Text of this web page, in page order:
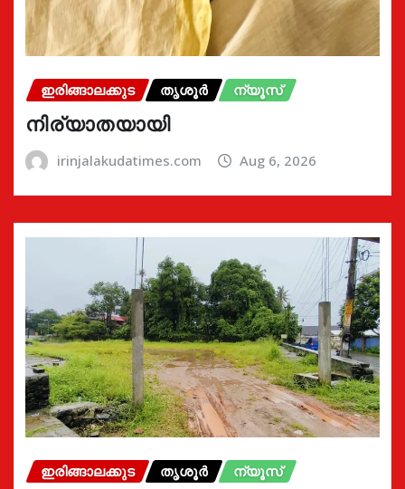
ഇരിങ്ങാലക്കുട തൃശൂർ ന്യൂസ്
നിര്യാതയായി
irinjalakudatimes.com Aug 6, 2026
ഇരിങ്ങാലക്കുട തൃശൂർ ന്യൂസ്